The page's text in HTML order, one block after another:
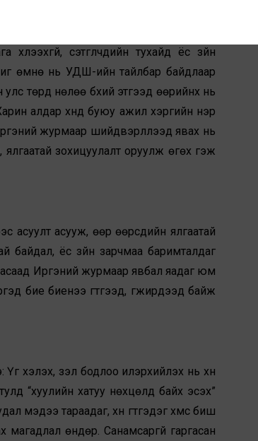
нэг талаас объектив, нөгөө талаас
байгаа юм. Ингэснээр санамсар
сэтгүүлчдийн тухайд ёс зүйн
өмнө нь УДШ-ийн тайлбар байдлаар
төрд нөлөө бүхий этгээд өөрийнх нь
алдар хүнд буюу ажил хэргийн нэр
журмаар шийдвэрлүүлээд явах нь
ялгаатай зохицуулалт оруулж өгөх гэж
асуулт асууж, өөр өөрсдийн ялгаатай
байдал, ёс зүйн зарчмаа баримталдаг
хасаад Иргэний журмаар явбал яадаг юм
бие биенээ гүтгээд, гүжирдээд байж
хэлэх, үзэл бодлоо илэрхийлэх нь хүн
“хуулийн хатуу нөхцөлд байх эсэх”
тараадаг, хүн гүтгэдэг хүмүүс биш
өндөр. Санамсаргүй гаргасан